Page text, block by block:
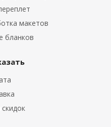
макетов
бланков